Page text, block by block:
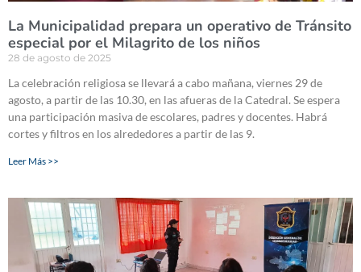
La Municipalidad prepara un operativo de Tránsito
especial por el Milagrito de los niños
28 de agosto de 2025
La celebración religiosa se llevará a cabo mañana, viernes 29 de
agosto, a partir de las 10.30, en las afueras de la Catedral. Se espera
una participación masiva de escolares, padres y docentes. Habrá
cortes y filtros en los alrededores a partir de las 9.
Leer Más >>